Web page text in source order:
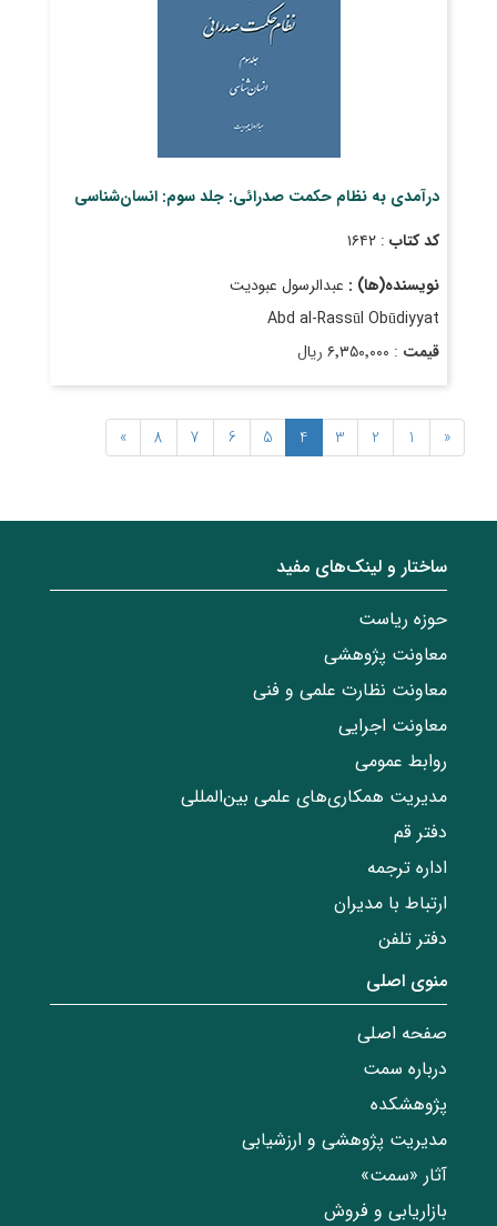
درآمدی به نظام حکمت صدرائی: جلد سوم: انسان‌شناسی
کد کتاب : ۱۶۴۲
نویسنده(ها) : عبدالرسول عبودیت
Abd al-Rassūl Obūdiyyat
قیمت : ۶٬۳۵۰٬۰۰۰ ریال
«
1
2
3
4
5
6
7
8
»
ساختار‌‌ و‌‌ لینک‌های مفید
حوزه ریاست
معاونت پژوهشی
معاونت نظارت علمی و فنی
معاونت اجرایی
روابط عمومی
مدیریت همکاری‌های علمی بین‌المللی
دفتر قم
اداره ترجمه
ارتباط با مدیران
دفتر تلفن
منوی اصلی
صفحه اصلی
درباره سمت
پژوهشکده
مدیریت پژوهشی و ارزشیابی
آثار «سمت»
بازاریابی و فروش